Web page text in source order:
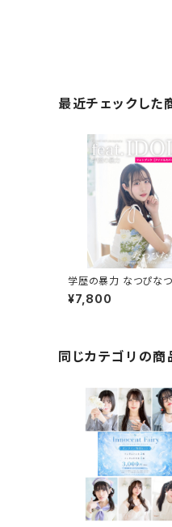
最近チェックした
学歴の暴力 なつぴな
シャルフォトブック
¥7,800
同じカテゴリの商